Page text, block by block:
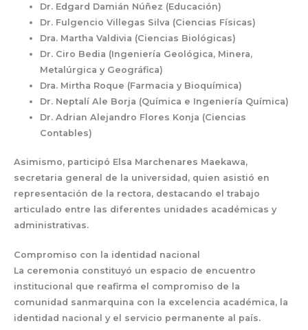
Dr. Edgard Damián Núñez (Educación)
Dr. Fulgencio Villegas Silva (Ciencias Físicas)
Dra. Martha Valdivia (Ciencias Biológicas)
Dr. Ciro Bedia (Ingeniería Geológica, Minera,
Metalúrgica y Geográfica)
Dra. Mirtha Roque (Farmacia y Bioquímica)
Dr. Neptalí Ale Borja (Química e Ingeniería Química)
Dr. Adrian Alejandro Flores Konja (Ciencias
Contables)
Asimismo, participó Elsa Marchenares Maekawa,
secretaria general de la universidad, quien asistió en
representación de la rectora, destacando el trabajo
articulado entre las diferentes unidades académicas y
administrativas.
Compromiso con la identidad nacional
La ceremonia constituyó un espacio de encuentro
institucional que reafirma el compromiso de la
comunidad sanmarquina con la excelencia académica, la
identidad nacional y el servicio permanente al país.